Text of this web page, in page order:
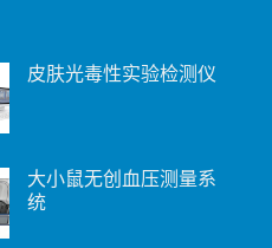
皮肤光毒性实验检测仪
大小鼠无创血压测量系
统